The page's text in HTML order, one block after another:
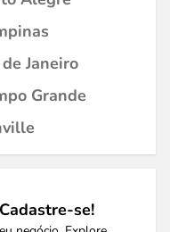
Janeiro
Grande
Cadastre-se!